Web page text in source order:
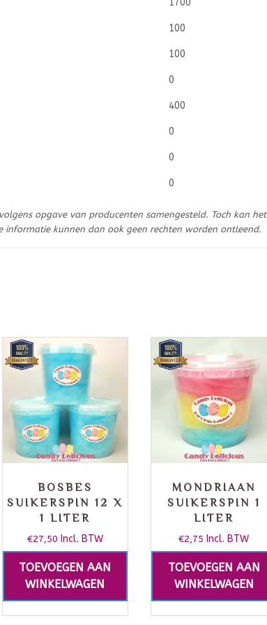
1700
100
100
0
400
0
0
0
opgave van producenten samengesteld. Toch kan het
kunnen dan ook geen rechten worden ontleend.
BOSBES
SUIKERSPIN 12 X
1 LITER
€27,50 Incl. BTW
TOEVOEGEN AAN
WINKELWAGEN
MONDRIAAN
SUIKERSPIN 1
LITER
€2,75 Incl. BTW
TOEVOEGEN AAN
WINKELWAGEN